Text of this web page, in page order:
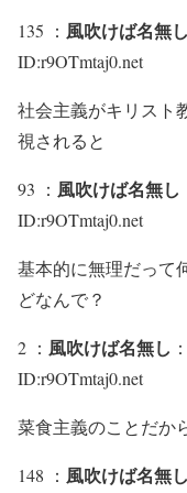
135 ： 風吹けば名無し
ID:r9OTmtaj0.net
社会主義がキリスト
視されると
93 ： 風吹けば名無し
ID:r9OTmtaj0.net
基本的に無理だって
どなんで？
2 ： 風吹けば名無し
ID:r9OTmtaj0.net
菜食主義のことだか
148 ： 風吹けば名無し